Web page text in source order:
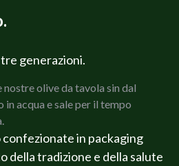
generazioni.
olive da tavola sin dal
acqua e sale per il tempo
confezionate in packaging
della tradizione e della salute